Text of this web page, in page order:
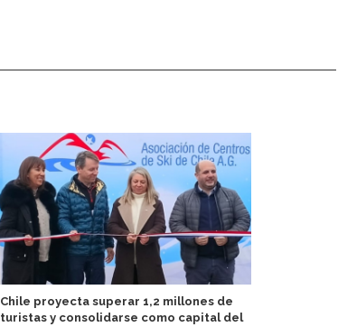
Chile proyecta superar 1,2 millones de
turistas y consolidarse como capital del